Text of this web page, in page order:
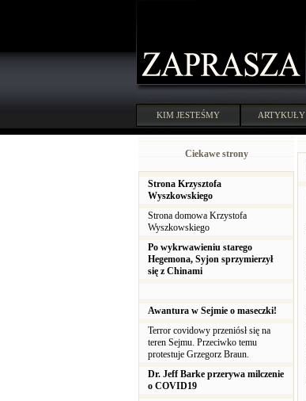
KIM JESTEŚMY ARTYKUŁY
Ciekawe strony
Strona Krzysztofa
Wyszkowskiego
Strona domowa Krzystofa
Wyszkowskiego
Po wykrwawieniu starego
Hegemona, Syjon sprzymierzył
się z Chinami
Awantura w Sejmie o maseczki!
Terror covidowy przeniósł się na
teren Sejmu. Przeciwko temu
protestuje Grzegorz Braun.
Dr. Jeff Barke przerywa milczenie
o COVID19